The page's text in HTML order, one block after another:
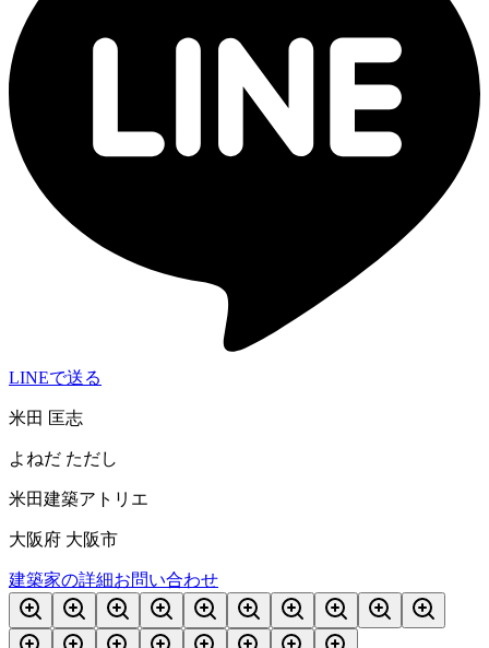
LINEで送る
米田 匡志
よねだ ただし
米田建築アトリエ
大阪府 大阪市
建築家の詳細お問い合わせ